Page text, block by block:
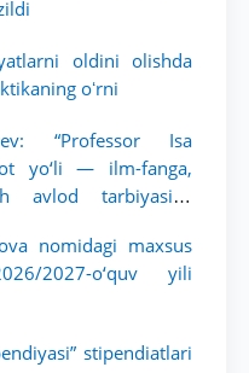
oldini olishda
oʻrni
“Professor Isa
yo‘li — ilm-fanga,
avlod tarbiyasiga
nomidagi maxsus
2027-o‘quv yili
stipendiatlari